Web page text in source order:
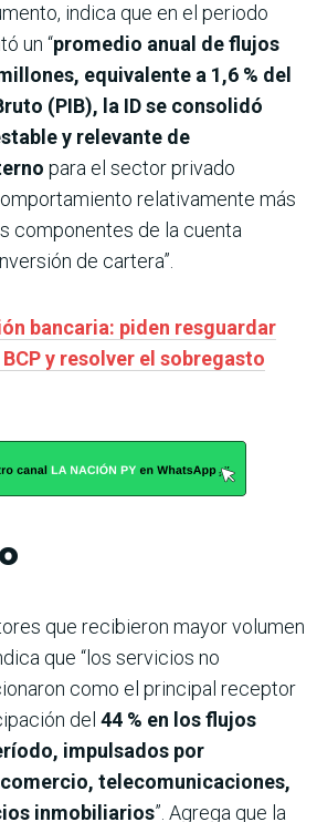
indica que en el periodo
un “promedio anual de flujos
equivalente a 1,6 % del
(PIB), la ID se consolidó
y relevante de
para el sector privado
relativamente más
componentes de la cuenta
de cartera”.
bancaria: piden resguardar
y resolver el sobregasto
que recibieron mayor volumen
que “los servicios no
como el principal receptor
del 44 % en los flujos
impulsados por
telecomunicaciones,
inmobiliarios”. Agrega que la